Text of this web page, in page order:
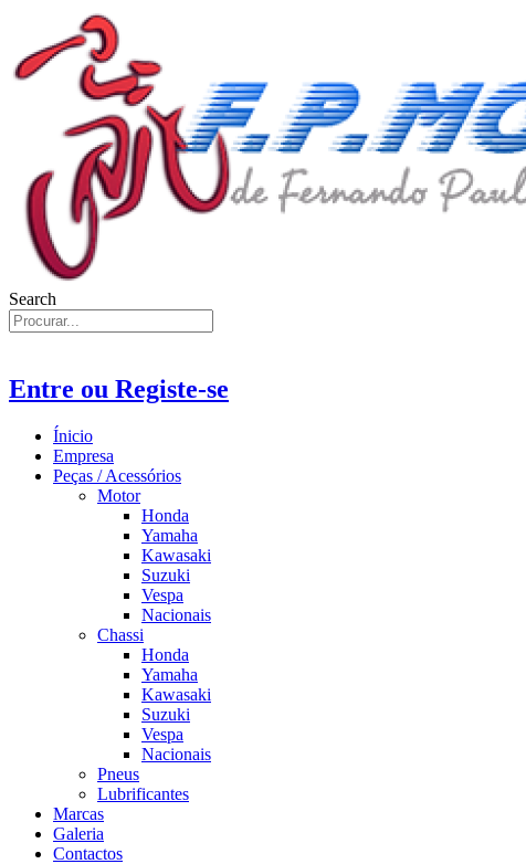
Search
Entre ou Registe-se
Ínicio
Empresa
Peças / Acessórios
Motor
Honda
Yamaha
Kawasaki
Suzuki
Vespa
Nacionais
Chassi
Honda
Yamaha
Kawasaki
Suzuki
Vespa
Nacionais
Pneus
Lubrificantes
Marcas
Galeria
Contactos